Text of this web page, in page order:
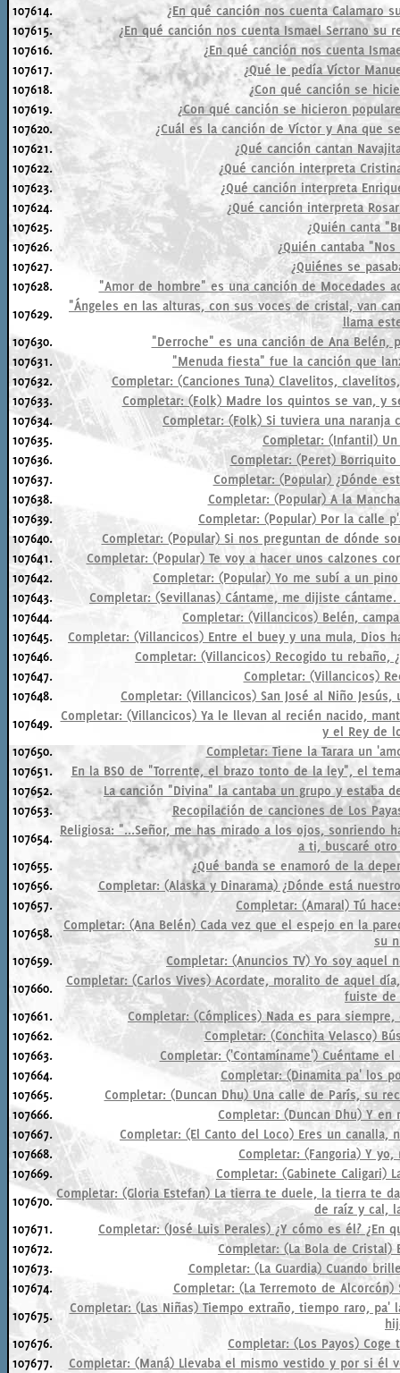
107614.
¿En qué canción nos cuenta Calamaro
107615.
¿En qué canción nos cuenta Ismael Serrano su
107616.
¿En qué canción nos cuenta
107617.
¿Qué le pedía Víctor
107618.
¿Con qué canción se
107619.
¿Con qué canción se hicieron
107620.
¿Cuál es la canción de Víctor y Ana que
107621.
¿Qué canción cantan
107622.
¿Qué canción interpreta
107623.
¿Qué canción interpreta
107624.
¿Qué canción interpreta
107625.
¿Quién canta
107626.
¿Quién cantaba
107627.
¿Quiénes se
107628.
"Amor de hombre" es una canción de Mocedades
107629.
"Ángeles en las alturas, con sus voces de cristal, van
llama
107630.
"Derroche" es una canción de Ana
107631.
"Menuda fiesta" fue la canción que
107632.
Completar: (Canciones Tuna) Clavelitos,
107633.
Completar: (Folk) Madre los quintos se van, y
107634.
Completar: (Folk) Si tuviera una
107635.
Completar: (Infantil)
107636.
Completar: (Peret)
107637.
Completar: (Popular) ¿Dónde
107638.
Completar: (Popular) A la
107639.
Completar: (Popular) Por la calle
107640.
Completar: (Popular) Si nos preguntan de dónde
107641.
Completar: (Popular) Te voy a hacer unos calzones
107642.
Completar: (Popular) Yo me subí a un
107643.
Completar: (Sevillanas) Cántame, me dijiste
107644.
Completar: (Villancicos) Belén,
107645.
Completar: (Villancicos) Entre el buey y una mula, Dios
107646.
Completar: (Villancicos) Recogido tu
107647.
Completar: (Villancicos)
107648.
Completar: (Villancicos) San José al Niño
107649. Completar: (Villancicos) Ya le llevan al recién nacido,
y el Rey de
107650.
Completar: Tiene la Tarara un
107651.
En la BSO de "Torrente, el brazo tonto de la ley", el
107652.
La canción "Divina" la cantaba un grupo y estaba
107653.
Recopilación de canciones de Los
107654. Religiosa: "...Señor, me has mirado a los ojos,
a ti, buscaré
107655.
¿Qué banda se enamoró de la
107656.
Completar: (Alaska y Dinarama) ¿Dónde está
107657.
Completar: (Amaral) Tú
107658.
Completar: (Ana Belén) Cada vez que el espejo en la
su
107659.
Completar: (Anuncios TV) Yo soy
107660.
Completar: (Carlos Vives) Acordate, moralito de aquel
fuiste de
107661.
Completar: (Cómplices) Nada es para
107662.
Completar: (Conchita Velasco)
107663.
Completar: ('Contamíname') Cuéntame
107664.
Completar: (Dinamita pa' los
107665.
Completar: (Duncan Dhu) Una calle de París, su
107666.
Completar: (Duncan Dhu) Y
107667.
Completar: (El Canto del Loco) Eres un
107668.
Completar: (Fangoria) Y
107669.
Completar: (Gabinete Caligari)
107670. Completar: (Gloria Estefan) La tierra te duele, la tierra te
de raíz y cal,
107671.
Completar: (José Luis Perales) ¿Y cómo es él? ¿En
107672.
Completar: (La Bola de
107673.
Completar: (La Guardia) Cuando
107674.
Completar: (La Terremoto de
107675.
Completar: (Las Niñas) Tiempo extraño, tiempo raro,
107676.
Completar: (Los Payos)
107677.
Completar: (Maná) Llevaba el mismo vestido y por si él